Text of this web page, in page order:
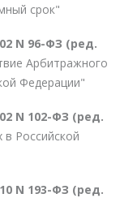
срок"
N 96-ФЗ (ред.
Арбитражного
Федерации"
N 102-ФЗ (ред.
в Российской
N 193-ФЗ (ред.